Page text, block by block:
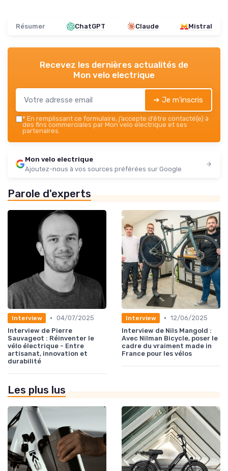
Résumer ChatGPT Claude Mistral
Recevez les dernières actualités de
Mon velo electrique
➔ Je m'inscris
* En remplissant ce formulaire, j’accepte d’être contacté(e) à
des fins commerciales par Mon velo electrique et ses
partenaires.
Mon velo electrique
Ajoutez-nous à vos sources préférées sur Google
Parole d'experts
Interview • 04/07/2025
Interview de Pierre
Sauvageot : Réinventer le
vélo électrique - Entre
artisanat, innovation et
durabilité
Interview • 12/06/2025
Interview de Nils Mangold :
Avec Nilman Bicycle, poser le
cadre du vraiment made in
France pour les vélos
Les plus lus